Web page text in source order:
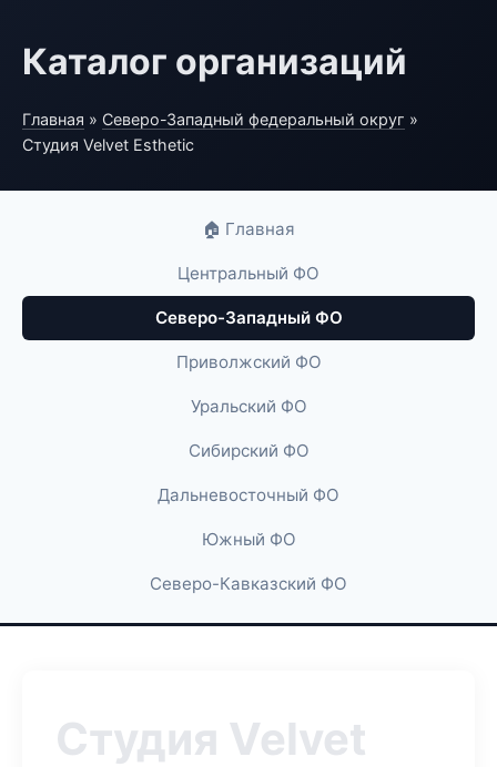
Каталог организаций
Главная » Северо-Западный федеральный округ »
Студия Velvet Esthetic
🏠 Главная
Центральный ФО
Северо-Западный ФО
Приволжский ФО
Уральский ФО
Сибирский ФО
Дальневосточный ФО
Южный ФО
Северо-Кавказский ФО
Студия Velvet